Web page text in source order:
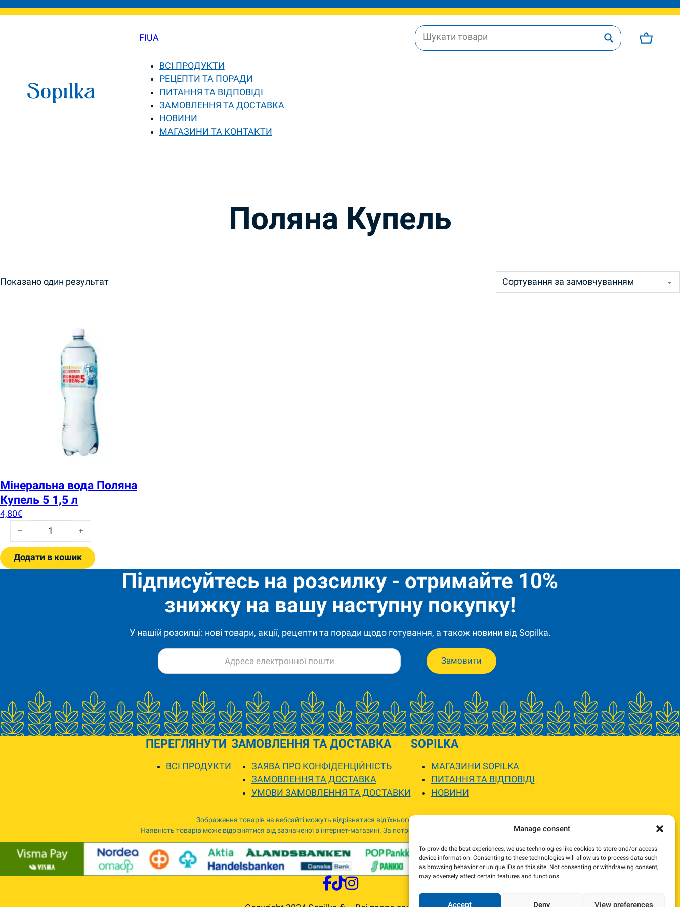
Manage consent
To provide the best experiences, we use technologies like cookies to store and/or access
device information. Consenting to these technologies will allow us to process data such
as browsing behavior or unique IDs on this site. Not consenting or withdrawing consent,
may adversely affect certain features and functions.
Accept Deny View preferences
FIUA
ВСІ ПРОДУКТИ
РЕЦЕПТИ ТА ПОРАДИ
ПИТАННЯ ТА ВІДПОВІДІ
ЗАМОВЛЕННЯ ТА ДОСТАВКА
НОВИНИ
МАГАЗИНИ ТА КОНТАКТИ
Поляна Купель
Показано один результат
Мінеральна вода Поляна
Купель 5 1,5 л
4,80€
Мінеральна вода Поляна Купель 5 1,5 л quantity
Додати в кошик
Підписуйтесь на розсилку - отримайте 10%
знижку на вашу наступну покупку!
У нашій розсилці: нові товари, акції, рецепти та поради щодо готування, а також новини від Sopilka.
Замовити
ПЕРЕГЛЯНУТИ
ВСІ ПРОДУКТИ
ЗАМОВЛЕННЯ ТА ДОСТАВКА
ЗАЯВА ПРО КОНФІДЕНЦІЙНІСТЬ
ЗАМОВЛЕННЯ ТА ДОСТАВКА
УМОВИ ЗАМОВЛЕННЯ ТА ДОСТАВКИ
SOPILKA
МАГАЗИНИ SOPILKA
ПИТАННЯ ТА ВІДПОВІДІ
НОВИНИ
Зображення товарів на вебсайті можуть відрізнятися від їхнього фактичного вигляду.
Наявність товарів може відрізнятися від зазначеної в інтернет-магазині. За потреби ми зв’яжемося та погодимо заміну.